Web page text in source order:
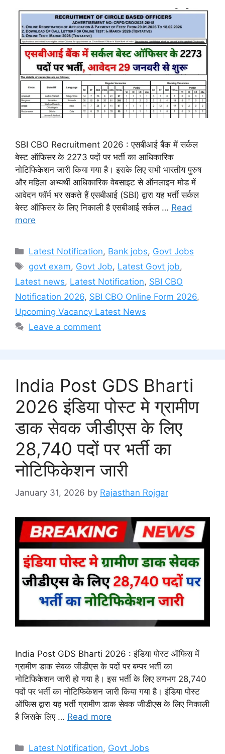
SBI CBO Recruitment 2026 : एसबीआई बैंक में सर्कल
बेस्ट ऑफिसर के 2273 पदों पर भर्ती का आधिकारिक
नोटिफिकेशन जारी किया गया है। इसके लिए सभी भारतीय पुरुष
और महिला अभ्यर्थी आधिकारिक वेबसाइट से ऑनलाइन मोड में
आवेदन फॉर्म भर सकते हैं एसबीआई (SBI) द्वारा यह भर्ती सर्कल
बेस्ट ऑफिसर के लिए निकाली है एसबीआई सर्कल … Read
more
Categories
Latest Notification, Bank jobs, Govt Jobs
Tags
govt exam, Govt Job, Latest Govt job,
Latest news, Latest Notification, SBI CBO
Notification 2026, SBI CBO Online Form 2026,
Upcoming Vacancy Latest News
Leave a comment
India Post GDS Bharti
2026 इंडिया पोस्ट मे ग्रामीण
डाक सेवक जीडीएस के लिए
28,740 पदों पर भर्ती का
नोटिफिकेशन जारी
January 31, 2026 by Rajasthan Rojgar
India Post GDS Bharti 2026 : इंडिया पोस्ट ऑफिस में
ग्रामीण डाक सेवक जीडीएस के पदों पर बम्पर भर्ती का
नोटिफिकेशन जारी हो गया है। इस भर्ती के लिए लगभग 28,740
पदों पर भर्ती का नोटिफिकेशन जारी किया गया है। इंडिया पोस्ट
ऑफिस द्वारा यह भर्ती ग्रामीण डाक सेवक जीडीएस के लिए निकाली
है जिसके लिए … Read more
Categories
Latest Notification, Govt Jobs